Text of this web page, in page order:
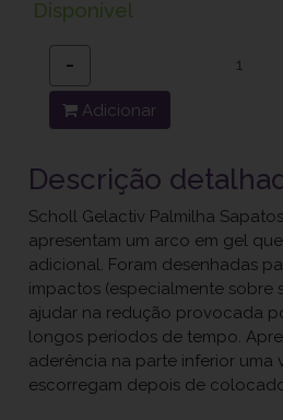
Disponível
−
Adicionar
Descrição
Scholl Gelactiv Palmilha
apresentam um arco em gel
adicional. Foram desenhadas
impactos (especialmente sobre
ajudar na redução provocada
longos períodos de tempo.
aderência na parte inferior uma
escorregam depois de